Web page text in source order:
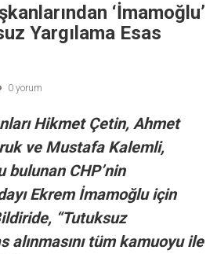
‘İmamoğlu’
Yargılama Esas
0 yorum
Hikmet Çetin, Ahmet
ve Mustafa Kalemli,
CHP’nin
Ekrem İmamoğlu için
“Tutuksuz
alınmasını tüm kamuoyu ile